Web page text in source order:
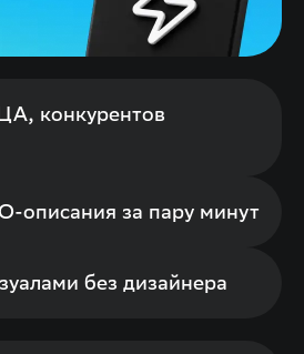
конкурентов
описания за пару минут
без дизайнера